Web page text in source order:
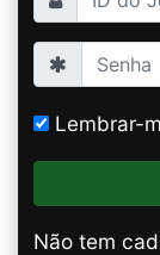
Lembrar-
Não tem